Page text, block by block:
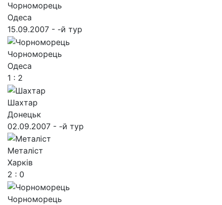
Чорноморець
Одеса
15.09.2007 - -й тур
Чорноморець
Одеса
1 : 2
Шахтар
Донецьк
02.09.2007 - -й тур
Металіст
Харків
2 : 0
Чорноморець